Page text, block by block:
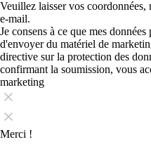
Veuillez laisser vos
e-mail.
Je consens à ce que mes
d'envoyer du matériel de
directive sur la protection des
confirmant la soumission, vous
marketing
Merci !